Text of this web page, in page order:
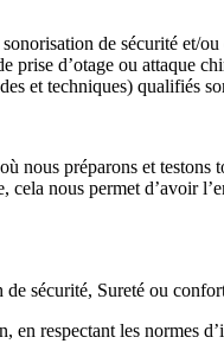
de sécurité et/
prise d’otage ou attaque
et techniques) qualifiés
nous préparons et
nous permet d’avoir
sécurité, Sureté ou
en respectant les normes